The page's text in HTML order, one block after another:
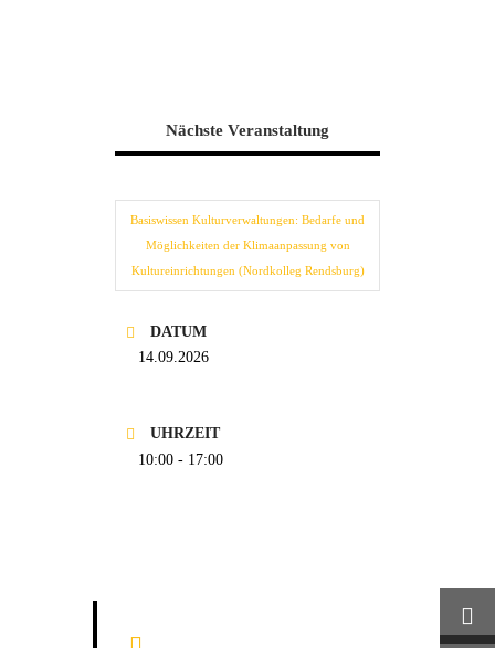
Nächste Veranstaltung
Basiswissen Kulturverwaltungen: Bedarfe und
Möglichkeiten der Klimaanpassung von
Kultureinrichtungen (Nordkolleg Rendsburg)
DATUM
14.09.2026
UHRZEIT
10:00 - 17:00